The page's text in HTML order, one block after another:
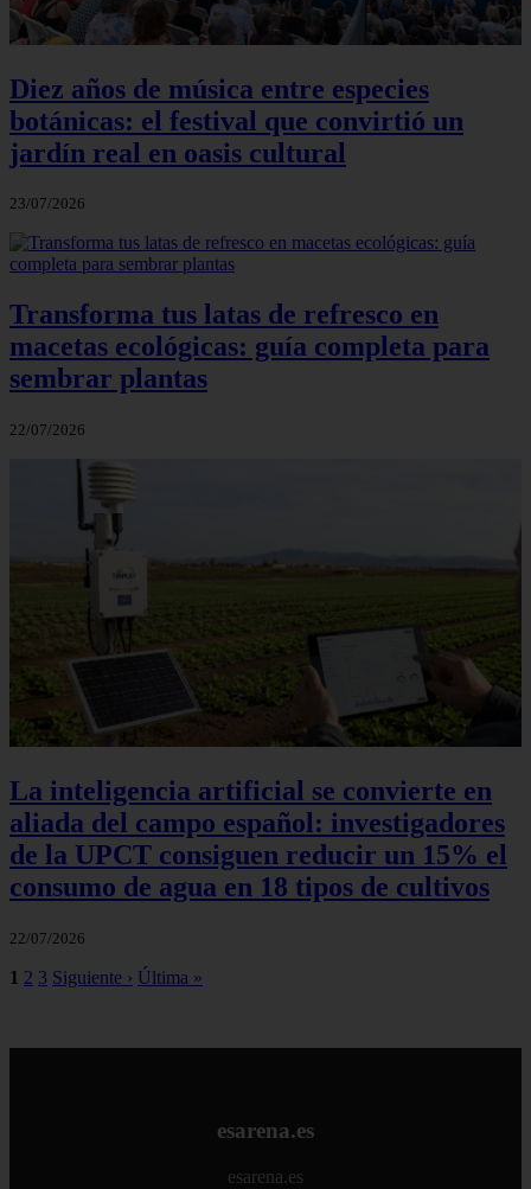
Diez años de música entre especies
botánicas: el festival que convirtió un
jardín real en oasis cultural
23/07/2026
Transforma tus latas de refresco en
macetas ecológicas: guía completa para
sembrar plantas
22/07/2026
La inteligencia artificial se convierte en
aliada del campo español: investigadores
de la UPCT consiguen reducir un 15% el
consumo de agua en 18 tipos de cultivos
22/07/2026
1 2 3 Siguiente › Última »
esarena.es
esarena.es